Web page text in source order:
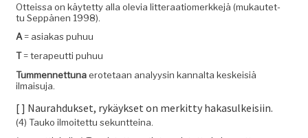
Otteis­sa on käytet­ty alla ole­via lit­ter­aa­tiomerkke­jä (mukautet­
tu Sep­pä­nen 1998).
A= asi­akas puhuu
T= ter­apeut­ti puhuu
Tum­men­net­tunaerote­taan ana­lyysin kannal­ta keskeisiä
ilmaisuja.
[ ] Nau­rah­duk­set, rykäyk­set on merkit­ty haka­sulkeisi­in.
(4) Tauko ilmoitet­tu sekuntteina.